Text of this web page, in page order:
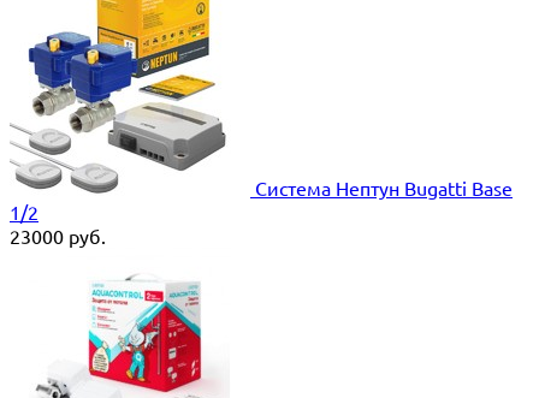
Система Нептун Bugatti Base
1/2
23000 руб.